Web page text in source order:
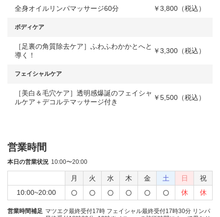
全身オイルリンパマッサージ60分 ￥3,800（税込）
ボディケア
［足裏の角質除去ケア］ふわふわかかとへと
導く！
￥3,300（税込）
フェイシャルケア
［美白＆毛穴ケア］透明感爆誕のフェイシャ
ルケア＋デコルテマッサージ付き
￥5,500（税込）
営業時間
本日の営業状況 10:00〜20:00
月 火 水 木 金 土 日
祝
10:00~20:00
休 休
営業時間補足 マツエク最終受付17時 フェイシャル最終受付17時30分 リンパ